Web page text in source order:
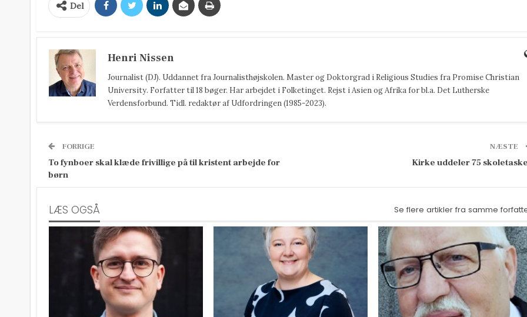
Del
Henri Nissen
Journalist (DJ). Uddannet fra Journalisthøjskolen. Master og Doktorgrad i Religious Studies fra Promise Christian
University. Forfatter til 18 bøger. Har arbejdet i Folketinget. Rejst i Asien og Afrika for bl.a. Det Lutherske
Verdensforbund. Tidl. redaktør af Udfordringen (1985-2023).
FORRIGE
To fynboer skal klæde frivillige på til kristent arbejde for
børn
NÆSTE
Kirke uddeler 75
LÆS OGSÅ Se flere artikler fra samme